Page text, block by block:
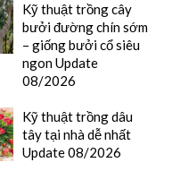
Kỹ thuật trồng cây
bưởi đường chín sớm
– giống bưởi cổ siêu
ngon Update
08/2026
Kỹ thuật trồng dâu
tây tại nhà dễ nhất
Update 08/2026